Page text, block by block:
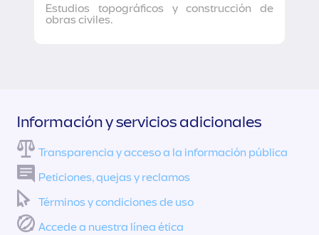
Estudios topográficos y construcción de
obras civiles.
Información y servicios adicionales
Transparencia y acceso a la información pública
Peticiones, quejas y reclamos
Términos y condiciones de uso
Accede a nuestra línea ética